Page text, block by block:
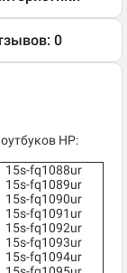
0
HP:
15s-fq1088ur
15s-fq1089ur
15s-fq1090ur
15s-fq1091ur
15s-fq1092ur
15s-fq1093ur
15s-fq1094ur